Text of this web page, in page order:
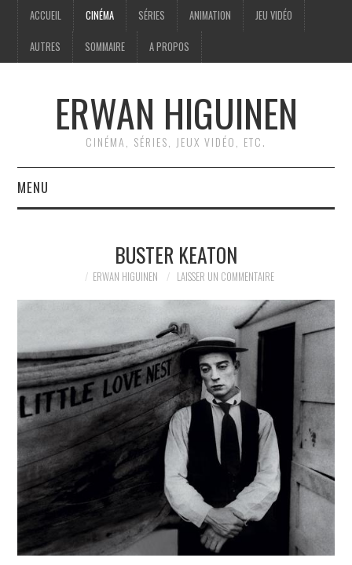
ACCUEIL CINÉMA SÉRIES ANIMATION JEU VIDÉO
AUTRES SOMMAIRE A PROPOS
ERWAN HIGUINEN
CINÉMA, SÉRIES, JEUX VIDÉO, ETC.
MENU
SÉRIES
ANIMATION
JEU VIDÉO
AUTRES
SOMMAIRE
A PROPOS
BUSTER KEATON
ERWAN HIGUINEN LAISSER UN COMMENTAIRE